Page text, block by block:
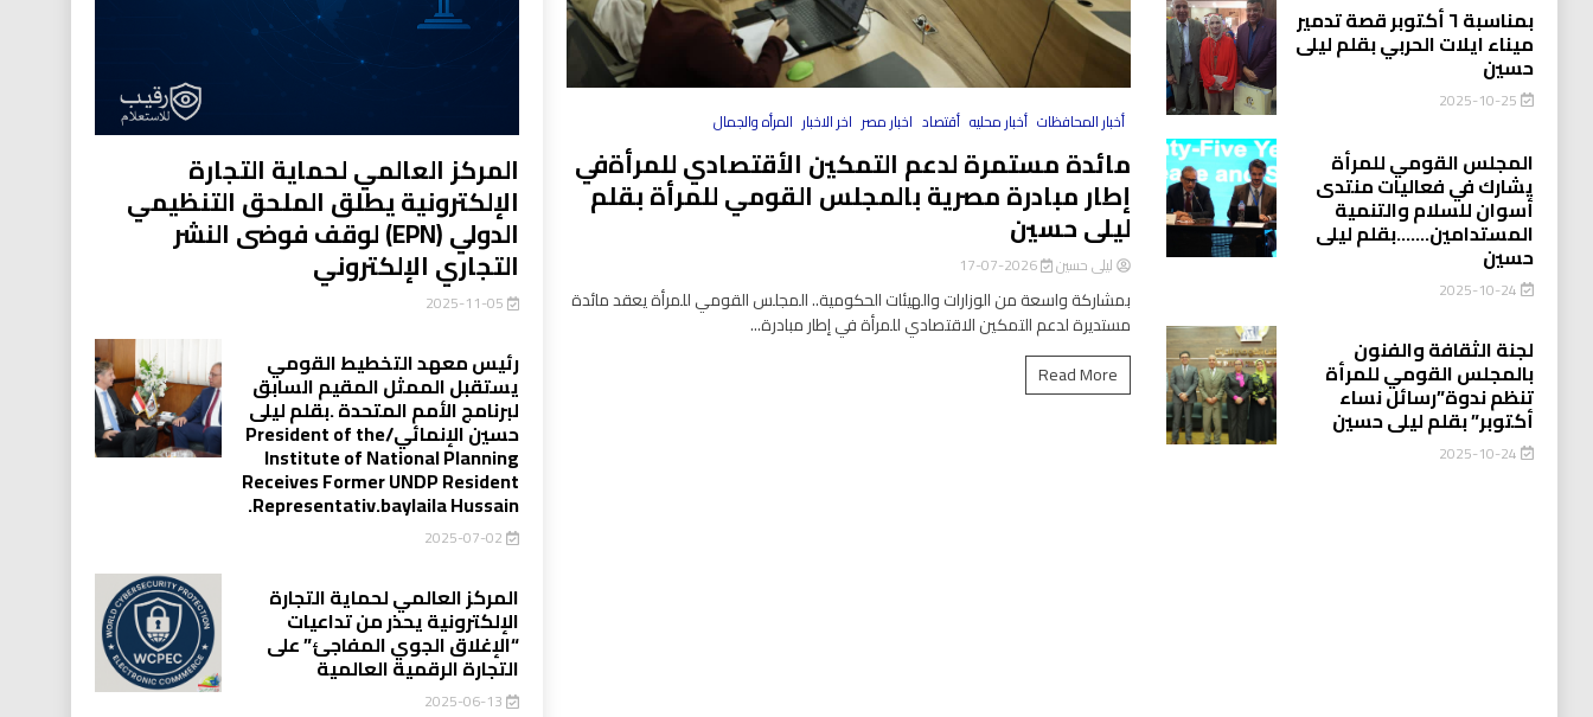
أخبار المحافظات أخبار محليه أقتصاد اخبار مصر اخر الاخبار المرأه والجمال
مائدة مستمرة لدعم التمكين الأقتصادي للمرأةفي
إطار مبادرة مصرية بالمجلس القومي للمرأة بقلم
ليلى حسين
ليلى حسين 2026-07-17
بمشاركة واسعة من الوزارات والهيئات الحكومية.. المجلس القومي للمرأة يعقد مائدة
مستديرة لدعم التمكين الاقتصادي للمرأة في إطار مبادرة...
Read More
بمناسبة ٦ أكتوبر قصة تدمير
ميناء ايلات الحربي بقلم ليلى
حسين
2025-10-25
المجلس القومي للمرأة
يشارك في فعاليات منتدى
أسوان للسلام والتنمية
المستدامين…….بقلم ليلى
حسين
2025-10-24
لجنة الثقافة والفنون
بالمجلس القومي للمرأة
تنظم ندوة”رسائل نساء
أكتوبر” بقلم ليلى حسين
2025-10-24
المركز العالمي لحماية التجارة
الإلكترونية يطلق الملحق التنظيمي
الدولي (EPN) لوقف فوضى النشر
التجاري الإلكتروني
رئيس معهد التخطيط القومي
يستقبل الممثل المقيم السابق
لبرنامج الأمم المتحدة .بقلم ليلى
حسين الإنمائي/President of the
Institute of National Planning
Receives Former UNDP Resident
.Representativ.baylaila Hussain
2025-07-02
المركز العالمي لحماية التجارة
الإلكترونية يحذر من تداعيات
“الإغلاق الجوي المفاجئ” على
التجارة الرقمية العالمية
2025-06-13